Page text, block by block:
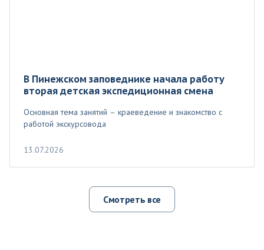
В Пинежском заповеднике начала работу
вторая детская экспедиционная смена
Основная тема занятий – краеведение и знакомство с
работой экскурсовода
13.07.2026
Смотреть все